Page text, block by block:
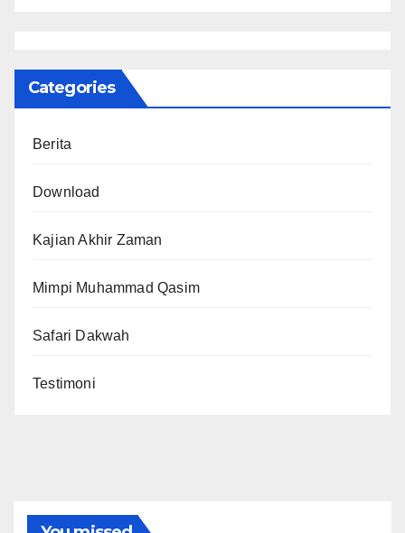
Categories
Berita
Download
Kajian Akhir Zaman
Mimpi Muhammad Qasim
Safari Dakwah
Testimoni